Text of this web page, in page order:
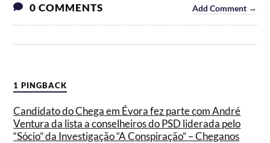
0 COMMENTS Add Comment →
1 PINGBACK
Candidato do Chega em Évora fez parte com André
Ventura da lista a conselheiros do PSD liderada pelo
“Sócio” da Investigação “A Conspiração” – Cheganos